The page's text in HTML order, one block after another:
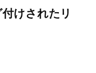
付けされたリ